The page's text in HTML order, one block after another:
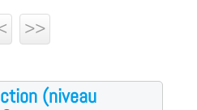
>>
(niveau